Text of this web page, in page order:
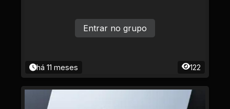
há 11 meses 122
Entrar no grupo